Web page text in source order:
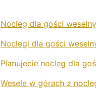
Nocleg dla gości
Noclegi dla gości
Planujecie nocleg dla
Wesele w górach z